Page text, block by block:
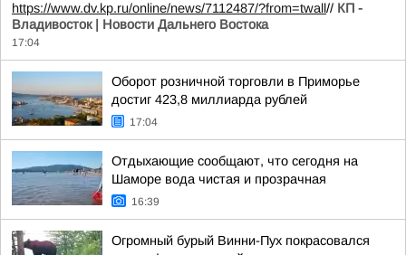
https://www.dv.kp.ru/online/news/7112487/?from=twall// КП -
Владивосток | Новости Дальнего Востока
17:04
Оборот розничной торговли в Приморье
достиг 423,8 миллиарда рублей
17:04
Отдыхающие сообщают, что сегодня на
Шаморе вода чистая и прозрачная
16:39
Огромный бурый Винни-Пух покрасовался